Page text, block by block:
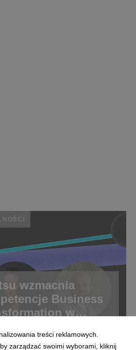
wzmacnia
Business
w
treści reklamowych.
zarządzać swoimi wyborami, kliknij